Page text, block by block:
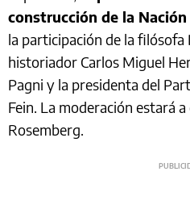
construcción de la
la participación de la
historiador Carlos Miguel
Pagni y la presidenta del
Fein. La moderación estará
Rosemberg.